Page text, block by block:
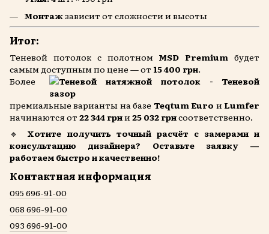
Монтаж зависит от сложности и высоты
Итог:
Теневой потолок с полотном MSD Premium будет
самым доступным по цене — от 15 400 грн.
Более
премиальные варианты на базе Teqtum Euro и Lumfer
начинаются от 22 344 грни 25 032 грнсоответственно.
🔹 Хотите получить точный расчёт с замерами и
консультацию дизайнера? Оставьте заявку —
работаем быстро и качественно!
Контактная информация
095 696-91-00
068 696-91-00
093 696-91-00